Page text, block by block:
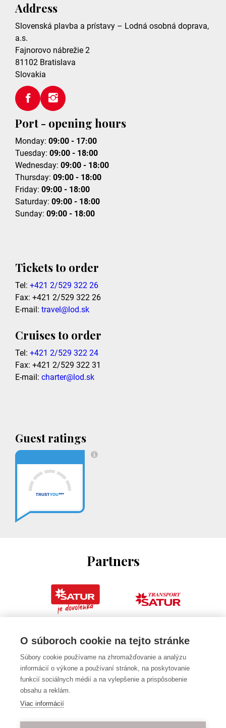
Address
Slovenská plavba a prístavy – Lodná osobná doprava,
a.s.
Fajnorovo nábrežie 2
81102 Bratislava
Slovakia
Port - opening hours
Monday: 09:00 - 17:00
Tuesday: 09:00 - 18:00
Wednesday: 09:00 - 18:00
Thursday: 09:00 - 18:00
Friday: 09:00 - 18:00
Saturday: 09:00 - 18:00
Sunday: 09:00 - 18:00
Tickets to order
Tel: +421 2/529 322 26
Fax: +421 2/529 322 26
E-mail: travel@lod.sk
Cruises to order
Tel: +421 2/529 322 24
Fax: +421 2/529 322 31
E-mail: charter@lod.sk
Guest ratings
Partners
O súboroch cookie na tejto stránke
Súbory cookie používame na zhromažďovanie a analýzu
informácií o výkone a používaní stránok, na poskytovanie
funkcií sociálnych médií a na vylepšenie a prispôsobenie
obsahu a reklám.
Viac informácií